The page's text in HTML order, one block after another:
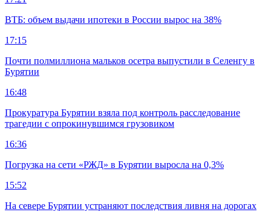
ВТБ: объем выдачи ипотеки в России вырос на 38%
17:15
Почти полмиллиона мальков осетра выпустили в Селенгу в
Бурятии
16:48
Прокуратура Бурятии взяла под контроль расследование
трагедии с опрокинувшимся грузовиком
16:36
Погрузка на сети «РЖД» в Бурятии выросла на 0,3%
15:52
На севере Бурятии устраняют последствия ливня на дорогах